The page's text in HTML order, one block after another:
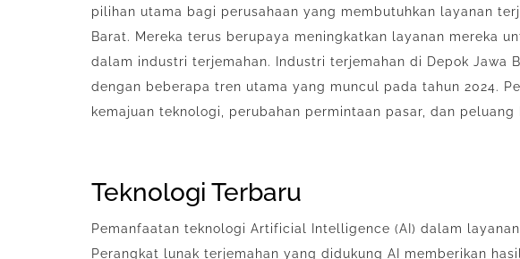
pilihan utama bagi perusahaan yang membutuhkan layanan
Barat. Mereka terus berupaya meningkatkan layanan mereka
dalam industri terjemahan. Industri terjemahan di Depok Jawa
dengan beberapa tren utama yang muncul pada tahun 2024.
kemajuan teknologi, perubahan permintaan pasar, dan
Teknologi Terbaru
Pemanfaatan teknologi Artificial Intelligence (AI) dalam
Perangkat lunak terjemahan yang didukung AI memberikan